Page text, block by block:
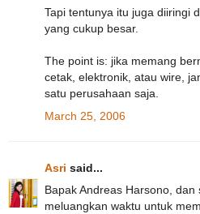
Tapi tentunya itu juga diiringi
yang cukup besar.
The point is: jika memang
cetak, elektronik, atau wire,
satu perusahaan saja.
March 25, 2006
Asri said...
Bapak Andreas Harsono, dan
meluangkan waktu untuk